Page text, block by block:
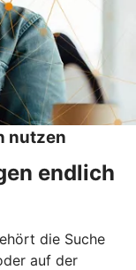
nutzen
endlich
die Suche
auf der